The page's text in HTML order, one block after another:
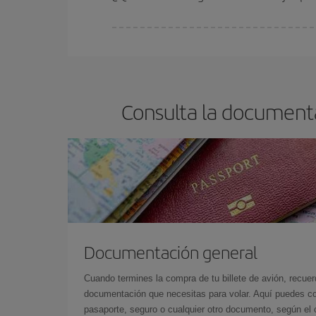
Consulta la
Documentación general
Cuando termines la compra de tu billete de avión,
documentación que necesitas para volar. Aquí puedes
pasaporte, seguro o cualquier otro documento, según el